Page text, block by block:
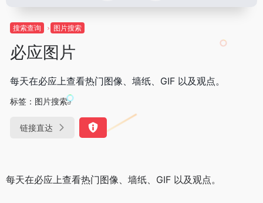
搜索查询 图片搜索
必应图片
每天在必应上查看热门图像、墙纸、GIF 以及观点。
标签： 图片搜索
链接直达
每天在必应上查看热门图像、墙纸、GIF 以及观点。